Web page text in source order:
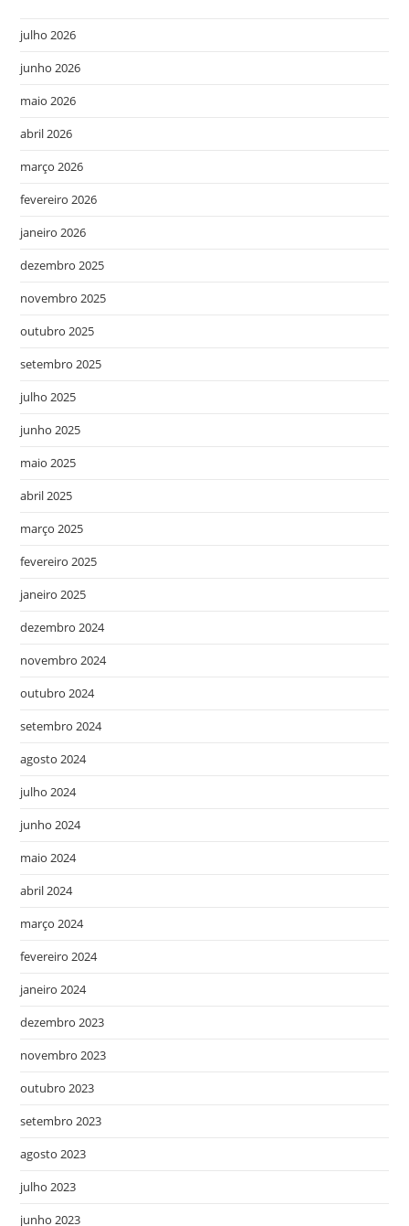
julho 2026
junho 2026
maio 2026
abril 2026
março 2026
fevereiro 2026
janeiro 2026
dezembro 2025
novembro 2025
outubro 2025
setembro 2025
julho 2025
junho 2025
maio 2025
abril 2025
março 2025
fevereiro 2025
janeiro 2025
dezembro 2024
novembro 2024
outubro 2024
setembro 2024
agosto 2024
julho 2024
junho 2024
maio 2024
abril 2024
março 2024
fevereiro 2024
janeiro 2024
dezembro 2023
novembro 2023
outubro 2023
setembro 2023
agosto 2023
julho 2023
junho 2023